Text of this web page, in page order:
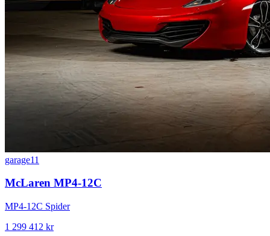
garage11
McLaren MP4-12C
MP4-12C Spider
1 299 412 kr